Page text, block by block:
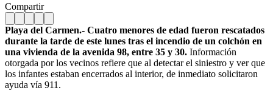
Compartir
Playa del Carmen.- Cuatro menores de edad fueron rescatados
durante la tarde de este lunes tras el incendio de un colchón en
una vivienda de la avenida 98, entre 35 y 30. Información
otorgada por los vecinos refiere que al detectar el siniestro y ver que
los infantes estaban encerrados al interior, de inmediato solicitaron
ayuda vía 911.